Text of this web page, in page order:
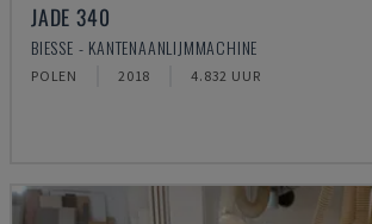
JADE 340
BIESSE - KANTENAANLIJMMACHINE
POLEN 2018 4.832 UUR